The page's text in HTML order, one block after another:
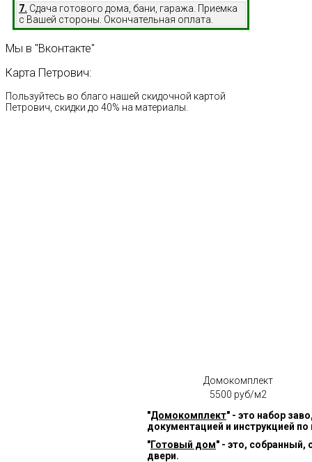
7. Сдача готового дома, бани, гаража. Приемка
с Вашей стороны. Окончательная оплата.
Мы в "Вконтакте"
Карта Петрович:
Пользуйтесь во благо нашей скидочной картой
Петрович, скидки до 40% на материалы.
Домокомплект
5500 руб/м2
"Домокомплект" - это набор
документацией и инструкцией
"Готовый дом" - это, собранный,
двери.